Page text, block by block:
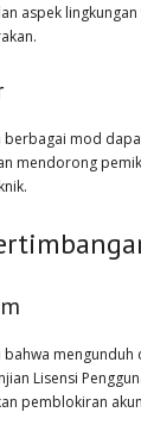
aspek
berbagai mod
mendorong
mengunduh
Lisensi
pemblokiran